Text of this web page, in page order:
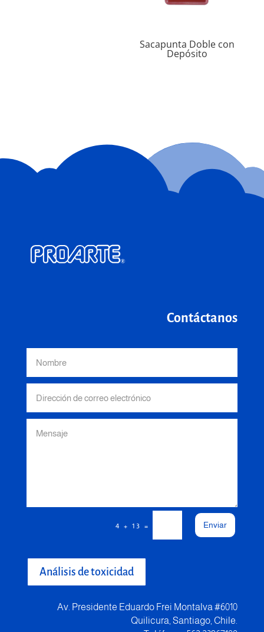
Sacapunta Doble con
Depósito
Contáctanos
4 + 13 = Enviar
Análisis de toxicidad
Av. Presidente Eduardo Frei Montalva #6010
Quilicura, Santiago, Chile.